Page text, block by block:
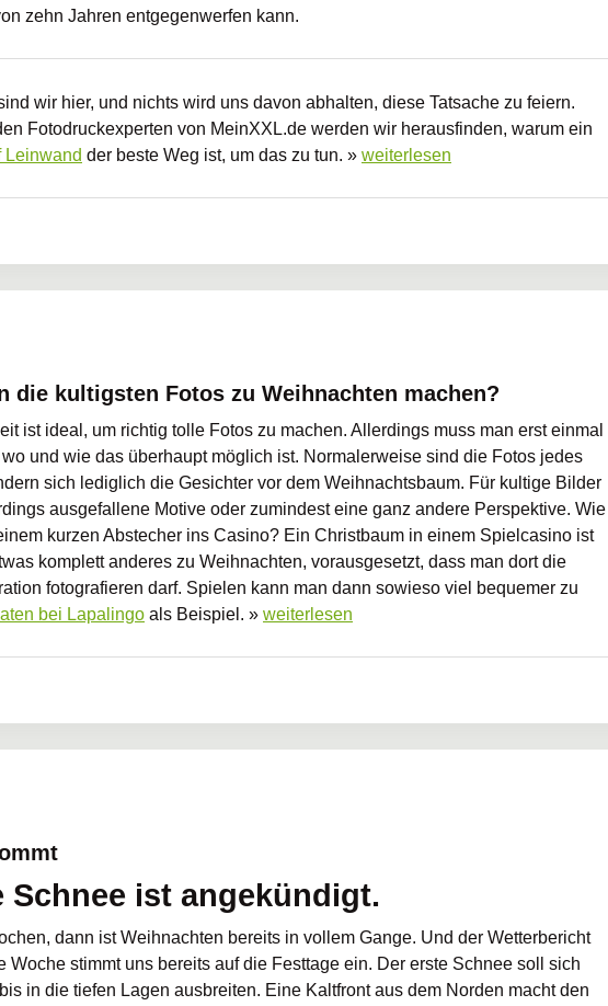
zehn Jahren entgegenwerfen kann.
wir hier, und nichts wird uns davon abhalten, diese Tatsache zu feiern.
Fotodruckexperten von MeinXXL.de werden wir herausfinden, warum ein
Leinwand der beste Weg ist, um das zu tun. » weiterlesen
die kultigsten Fotos zu Weihnachten machen?
ist ideal, um richtig tolle Fotos zu machen. Allerdings muss man erst einmal
und wie das überhaupt möglich ist. Normalerweise sind die Fotos jedes
sich lediglich die Gesichter vor dem Weihnachtsbaum. Für kultige Bilder
ausgefallene Motive oder zumindest eine ganz andere Perspektive. Wie
kurzen Abstecher ins Casino? Ein Christbaum in einem Spielcasino ist
komplett anderes zu Weihnachten, vorausgesetzt, dass man dort die
fotografieren darf. Spielen kann man dann sowieso viel bequemer zu
bei Lapalingo als Beispiel. » weiterlesen
Schnee ist angekündigt.
dann ist Weihnachten bereits in vollem Gange. Und der Wetterbericht
Woche stimmt uns bereits auf die Festtage ein. Der erste Schnee soll sich
in die tiefen Lagen ausbreiten. Eine Kaltfront aus dem Norden macht den